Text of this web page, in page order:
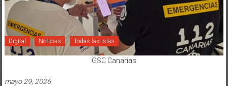
Digital Noticias Todas las islas
GSC Canarias
mayo 29, 2026